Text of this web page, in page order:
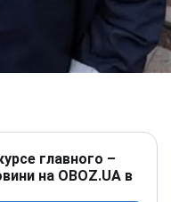
главного –
на OBOZ.UA в